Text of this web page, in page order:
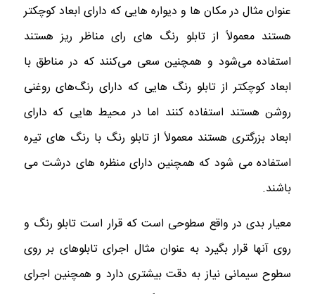
عنوان مثال در مکان ها و دیواره هایی که دارای ابعاد کوچکتر
هستند معمولاً از تابلو رنگ های رای مناظر ریز هستند
استفاده می‌شود و همچنین سعی می‌کنند که در مناطق با
ابعاد کوچکتر از تابلو رنگ هایی که دارای رنگ‌های روغنی
روشن هستند استفاده کنند اما در محیط هایی که دارای
ابعاد بزرگتری هستند معمولاً از تابلو رنگ با رنگ های تیره
استفاده می شود که همچنین دارای منظره های درشت می
باشند.
معیار بدی در واقع سطوحی است که قرار است تابلو رنگ و
روی آنها قرار بگیرد به عنوان مثال اجرای تابلوهای بر روی
سطوح سیمانی نیاز به دقت بیشتری دارد و همچنین اجرای